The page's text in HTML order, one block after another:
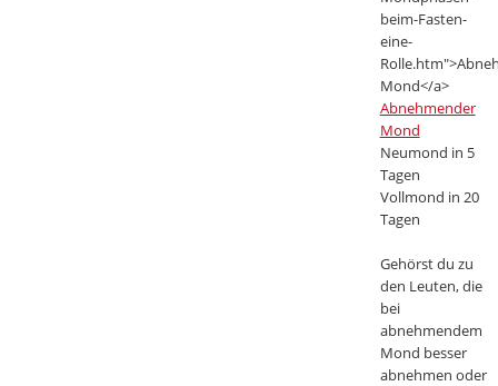
Abnehmender
Mond
Neumond in 5
Tagen
Vollmond in 20
Tagen
Gehörst du zu
den Leuten, die
bei
abnehmendem
Mond besser
abnehmen oder